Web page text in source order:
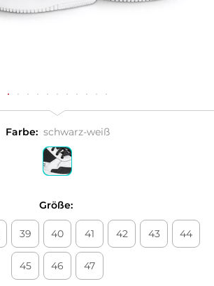
Farbe: schwarz-weiß
Größe:
39 40 41 42 43 44
45 46 47